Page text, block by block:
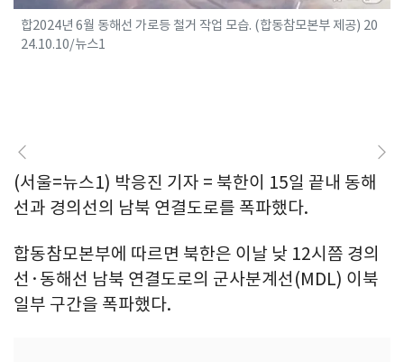
합2024년 6월 동해선 가로등 철거 작업 모습. (합동참모본부 제공) 20
24.10.10/뉴스1
(서울=뉴스1) 박응진 기자 = 북한이 15일 끝내 동해
선과 경의선의 남북 연결도로를 폭파했다.
합동참모본부에 따르면 북한은 이날 낮 12시쯤 경의
선·동해선 남북 연결도로의 군사분계선(MDL) 이북
일부 구간을 폭파했다.